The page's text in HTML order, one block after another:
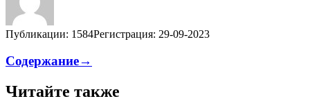
Публикации: 1584Регистрация: 29-09-2023
Содержание→
Читайте также